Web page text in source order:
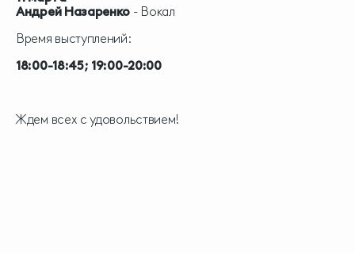
Андрей Назаренко - Вокал
Время выступлений:
18:00-18:45; 19:00-20:00
Ждем всех с удовольствием!